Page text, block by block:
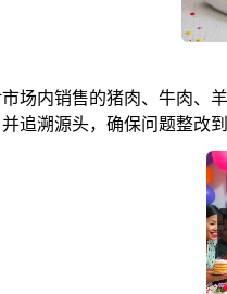
内销售的猪肉、牛肉、
追溯源头，确保问题整改到